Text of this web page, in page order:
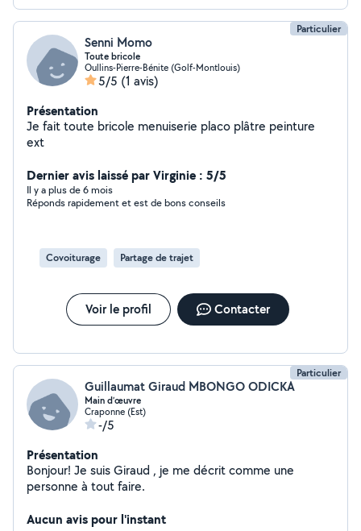
Particulier
Senni Momo
Toute bricole
Oullins-Pierre-Bénite (Golf-Montlouis)
5/5 (1 avis)
Présentation
Je fait toute bricole menuiserie placo plâtre peinture
ext
Dernier avis laissé par Virginie : 5/5
Il y a plus de 6 mois
Réponds rapidement et est de bons conseils
Covoiturage Partage de trajet
Voir le profil Contacter
Particulier
Guillaumat Giraud MBONGO ODICKA
Main d’œuvre
Craponne (Est)
-/5
Présentation
Bonjour! Je suis Giraud , je me décrit comme une
personne à tout faire.
Aucun avis pour l'instant